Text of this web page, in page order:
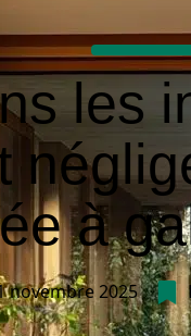
les
à
novembre 2025